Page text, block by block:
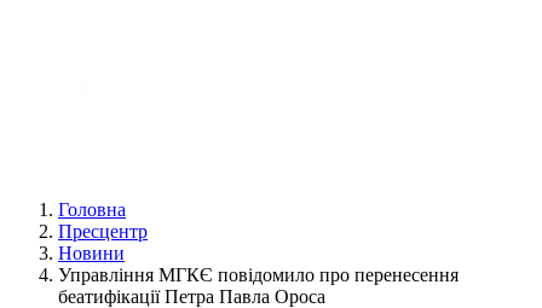
Головна
Пресцентр
Новини
Управління МГКЄ повідомило про перенесення
беатифікації Петра Павла Ороса